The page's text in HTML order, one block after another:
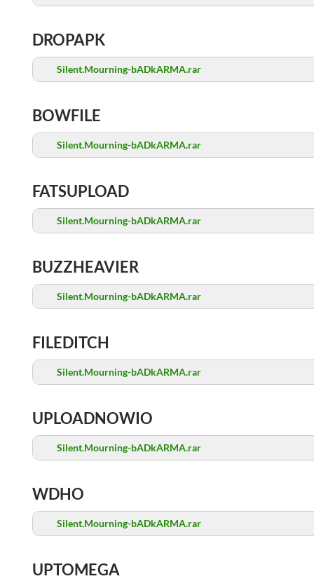
DROPAPK
Silent.Mourning-bADkARMA.rar
BOWFILE
Silent.Mourning-bADkARMA.rar
FATSUPLOAD
Silent.Mourning-bADkARMA.rar
BUZZHEAVIER
Silent.Mourning-bADkARMA.rar
FILEDITCH
Silent.Mourning-bADkARMA.rar
UPLOADNOWIO
Silent.Mourning-bADkARMA.rar
WDHO
Silent.Mourning-bADkARMA.rar
UPTOMEGA